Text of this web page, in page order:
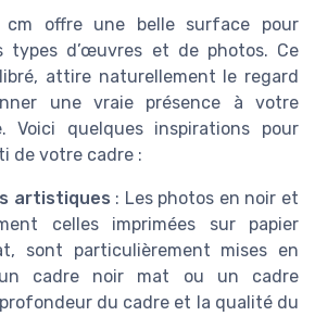
offre une belle surface pour
types d’œuvres et de photos. Ce
attire naturellement le regard
une vraie présence à votre
Voici quelques inspirations pour
de votre cadre :
artistiques : Les photos en noir et
celles imprimées sur papier
sont particulièrement mises en
cadre noir mat ou un cadre
du cadre et la qualité du